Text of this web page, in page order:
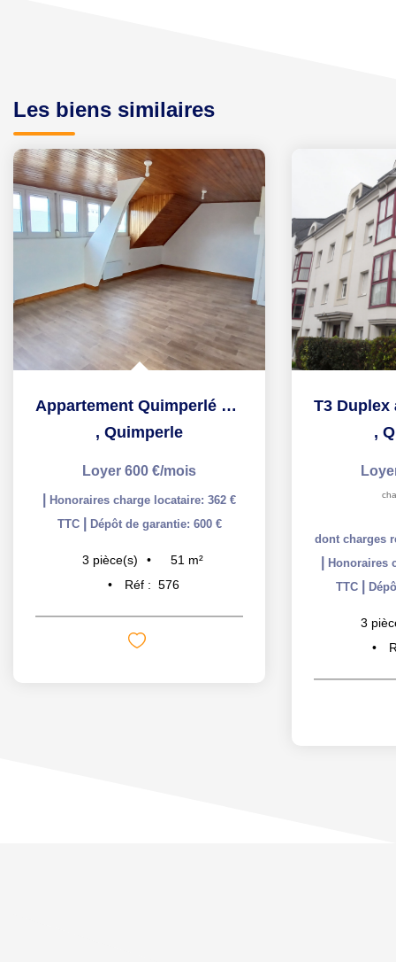
Les biens similaires
Appartement Quimperlé 3 pièces - 50.86 m2
, Quimperle
Loyer 600 €/mois
Honoraires charge locataire: 362 €
TTC
Dépôt de garantie: 600 €
3 pièce(s) 51 m²
Réf : 576
,
dont charges
Honoraires
TTC
3